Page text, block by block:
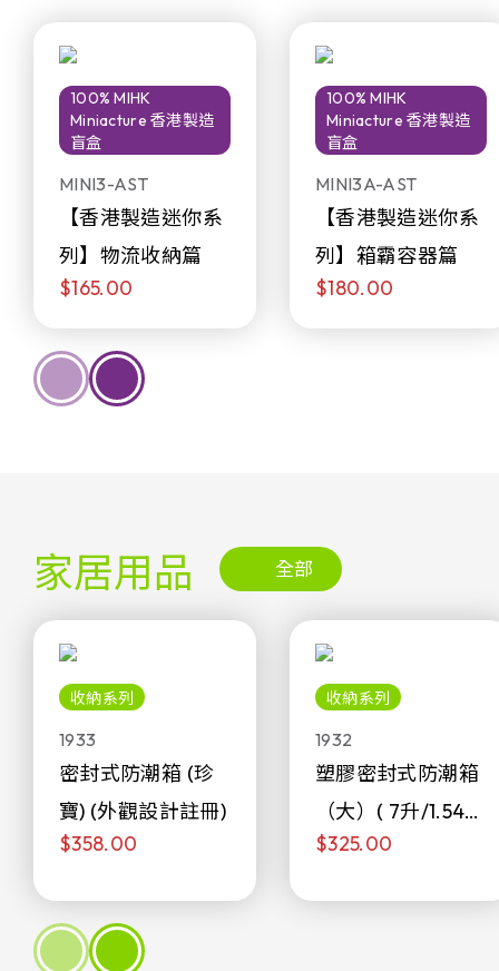
100% MIHK
Miniacture 香港製造
盲盒
MINI3-AST
【香港製造迷你系
列】物流收納篇
$165.00
100% MIHK
Miniacture 香港製造
盲盒
MINI3A-AST
【香港製造迷你系
列】箱霸容器篇
$180.00
家居用品 全部
收納系列
1933
密封式防潮箱 (珍
寶) (外觀設計註冊)
$358.00
收納系列
1932
塑膠密封式防潮箱
（大）( 7升/1.54加
侖)
$325.00